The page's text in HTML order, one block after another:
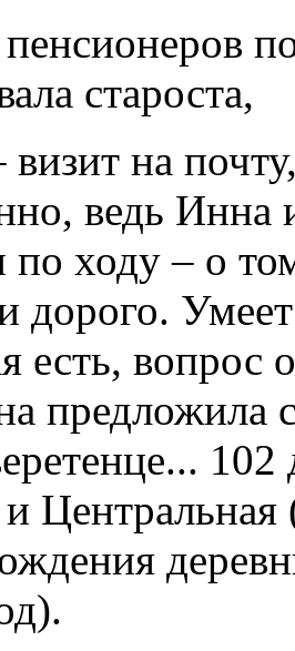
староста,
визит на
ведь Инна
по ходу – о
дорого.
есть, вопрос
предложила
и